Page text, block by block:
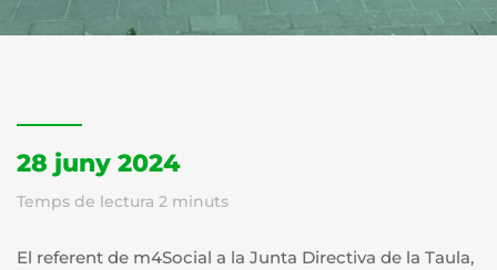
28 juny 2024
Temps de lectura 2 minuts
El referent de m4Social a la Junta Directiva de la Taula,